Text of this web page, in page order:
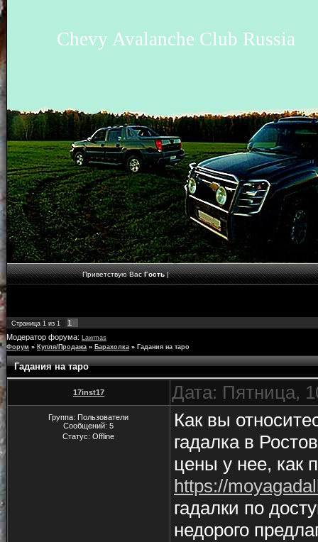
Chevy Avalanche Club Russia
Приветствую Вас Гость|
Страница 1 из 1
1
Модератор форума: Lawmas
Форум » Купля/Продажа » Барахолка » Гадания на таро
Гадания на таро
17inst17 Дата: Пятница,
Группа: Пользователи
Сообщений:5
Статус:Offline
Как вы
гадалка в
цены у нее, как
https://
гадалки по
недорого